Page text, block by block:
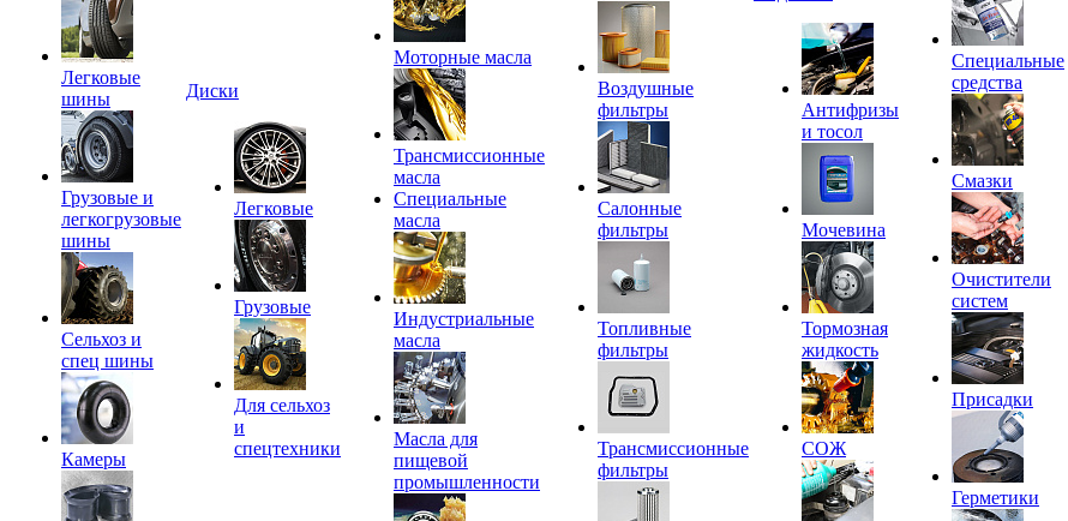
Легковые
шины
Грузовые и
легкогрузовые
шины
Сельхоз и
спец шины
Камеры
Диски
Легковые
Грузовые
Для сельхоз
и
спецтехники
Моторные масла
Трансмиссионные
масла
Специальные
масла
Индустриальные
масла
Масла для
пищевой
промышленности
Воздушные
фильтры
Салонные
фильтры
Топливные
фильтры
Трансмиссионные
фильтры
Антифризы
и тосол
Мочевина
Тормозная
жидкость
СОЖ
Специальные
средства
Смазки
Очистители
систем
Присадки
Герметики